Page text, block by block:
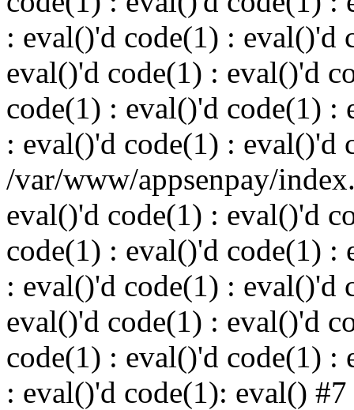
: eval()'d code(1) : eval()'d
eval()'d code(1) : eval()'d
code(1) : eval()'d code(1) :
: eval()'d code(1) : eval()'d
/var/www/appsenpay/
eval()'d code(1) : eval()'d
code(1) : eval()'d code(1) :
: eval()'d code(1) : eval()'d
eval()'d code(1) : eval()'d
code(1) : eval()'d code(1) :
: eval()'d code(1): eval() #7